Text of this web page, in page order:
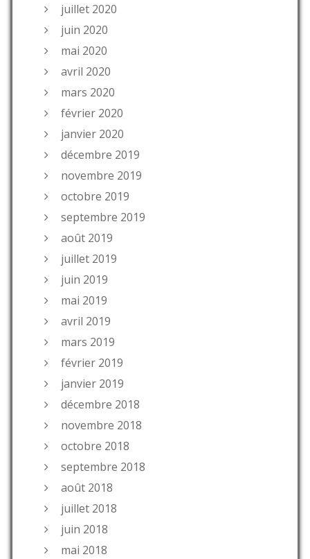
juillet 2020
juin 2020
mai 2020
avril 2020
mars 2020
février 2020
janvier 2020
décembre 2019
novembre 2019
octobre 2019
septembre 2019
août 2019
juillet 2019
juin 2019
mai 2019
avril 2019
mars 2019
février 2019
janvier 2019
décembre 2018
novembre 2018
octobre 2018
septembre 2018
août 2018
juillet 2018
juin 2018
mai 2018